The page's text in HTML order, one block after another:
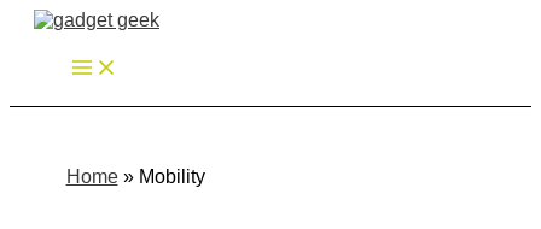
Zum
springen
Home» Mobility